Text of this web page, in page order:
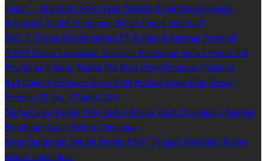
Cepat — Kapolres: Saya Akan Berikan Penghargaan kepada
Kapolsek! Kades Batuliman: Beliau Pantas Dihargai!
BNCT Terima Benchmarking PT Kaltim Kariangau Terminal
ASDP Resmi Luncurkan Sterilisasi Pelabuhan Secara Penuh di 6
Pelabuhan Utama, Tandai Era Baru Penyeberangan Nasional
KPI Cabang Belawan desak APH Periksa Kapal Ikan Sesuai
Permen KP No. 3 Tahun 2021
Nama Calon Panitia PAW dari 4 Dusun Telah Disepakati, Tanggal
Pemilihan Kades Belum Ditetapkan
Desa Tengkujuh Bentuk Panitia PAW, Tanggal Pemilihan Kades
Belum Ditetapkan